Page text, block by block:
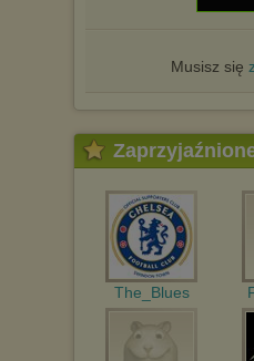
Musisz się
The_Blues